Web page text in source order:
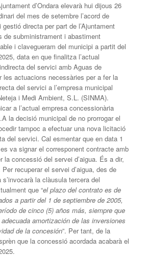
d’Ondara elevarà hui dijous 26
del mes de setembre l’acord de
directa per part de l’Ajuntament
de subministrament i abastiment
i clavegueram del municipi a partit del
data en que finalitza l’actual
del servici amb Aguas de
les actuacions necessàries per a fer la
del servici a l’empresa municipal
i Medi Ambient, S.L. (SINMA).
a l’actual empresa concessionària
la decisió municipal de no prorrogar el
tampoc a efectuar una nova licitació
del servici. Cal esmentar que en data 1
va signar el corresponent contracte amb
la concessió del servei d’aigua. És a dir,
recuperar el servei d’aigua, des de
s’invocarà la clàusula tercera del
que “el plazo del contrato es de
a partir del 1 de septiembre de 2005,
de cinco (5) años más, siempre que
amortización de las inversiones
de la concesión”. Per tant, de la
que la concessió acordada acabarà el